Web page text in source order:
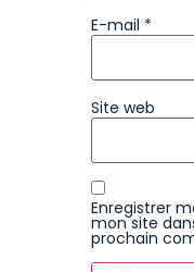
E-mail *
Site web
Enregistrer
mon site
prochain